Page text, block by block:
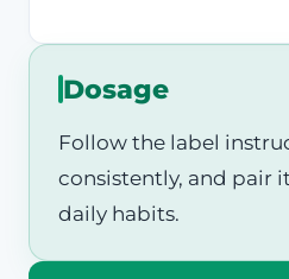
Dosage
Follow the label
consistently, and pair
daily habits.